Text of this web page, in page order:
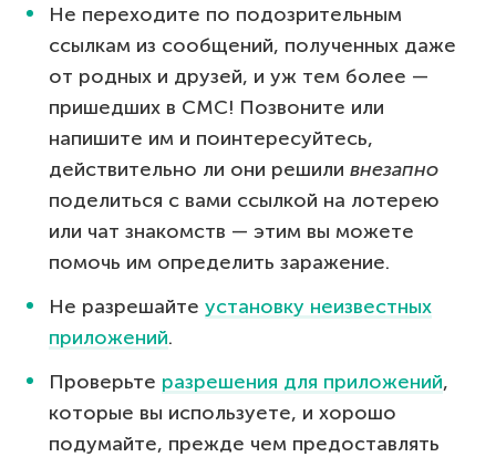
Не переходите по подозрительным
ссылкам из сообщений, полученных даже
от родных и друзей, и уж тем более —
пришедших в СМС! Позвоните или
напишите им и поинтересуйтесь,
действительно ли они решили внезапно
поделиться с вами ссылкой на лотерею
или чат знакомств — этим вы можете
помочь им определить заражение.
Не разрешайте установку неизвестных
приложений.
Проверьте разрешения для приложений,
которые вы используете, и хорошо
подумайте, прежде чем предоставлять